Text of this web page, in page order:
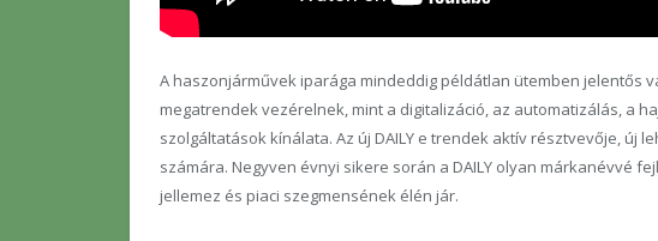
A haszonjárművek iparága mindeddig példátlan ütemben jelentős
megatrendek vezérelnek, mint a digitalizáció, az automatizálás, a
szolgáltatások kínálata. Az új DAILY e trendek aktív résztvevője, új
számára. Negyven évnyi sikere során a DAILY olyan márkanévvé
jellemez és piaci szegmensének élén jár.